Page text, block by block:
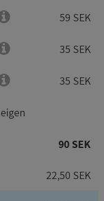
59 SEK
35 SEK
35 SEK
90 SEK
22,50 SEK